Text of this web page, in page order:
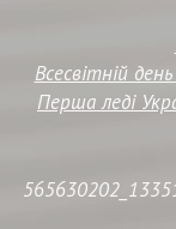
Всесвітній
Перша леді